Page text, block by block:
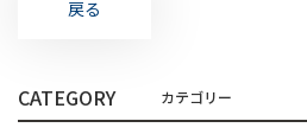
戻る
CATEGORY